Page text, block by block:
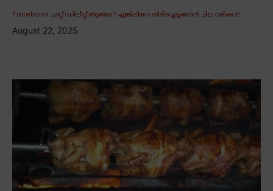
Facebook ചാറ്റ് ഡിലീറ്റ് ആയോ? എങ്കിലിതാ തിരിച്ചെടുക്കാൻ ചില വഴികൾ!
August 22, 2025